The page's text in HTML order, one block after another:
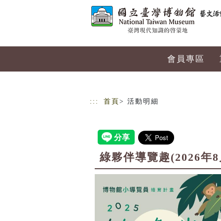
會員專區
::: 首頁 > 活動明細
綠夥伴導覽趣(2026年